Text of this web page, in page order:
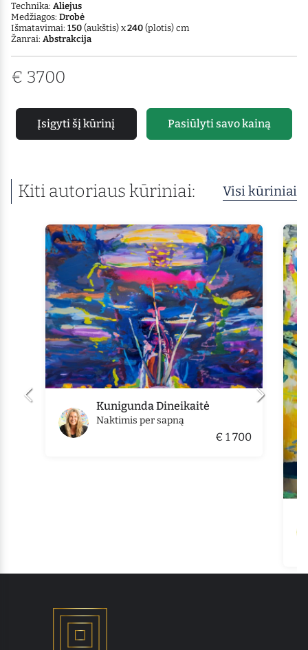
Technika: Aliejus
Medžiagos: Drobė
Išmatavimai: 150 (aukštis) x240 (plotis) cm
Žanrai: Abstrakcija
€ 3700
Įsigyti šį kūrinį Pasiūlyti savo kainą
Kiti autoriaus kūriniai: Visi kūriniai
Kunigunda Dineikaitė
Naktimis per sapną
€ 1 700